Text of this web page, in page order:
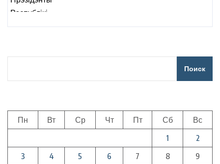
Поиск
Пн Вт Ср Чт Пт Сб
Вс
1
2
3
4 5 6 7 8
9